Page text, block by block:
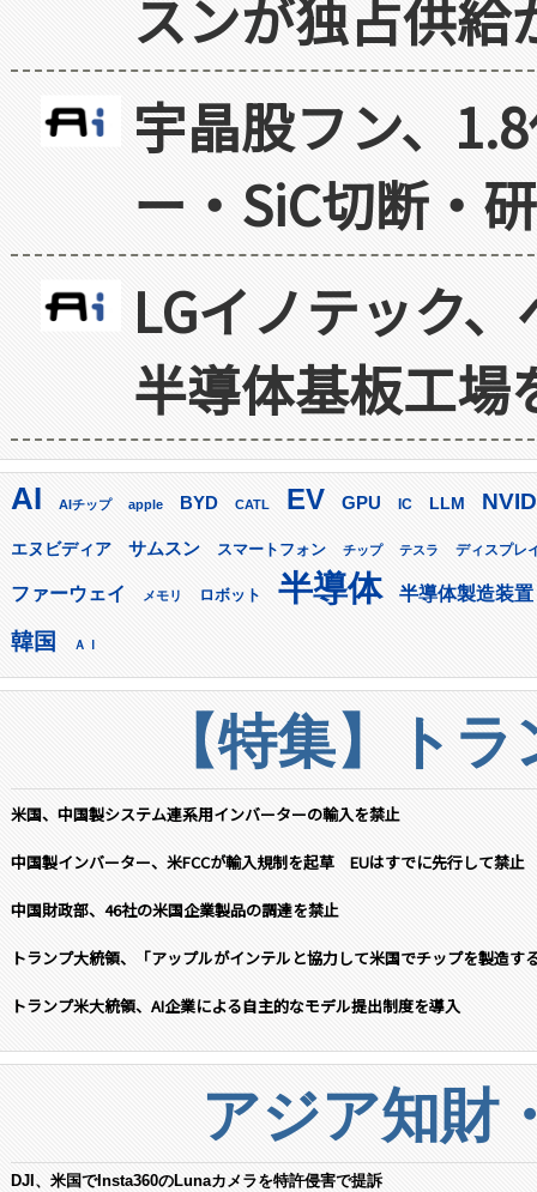
スンが独占供給
宇晶股フン、
ー・SiC切断・
LGイノテック
半導体基板工場
AI AIチップ apple BYD CATL EV GPU IC LLM
エヌビディア サムスン スマートフォン チップ テスラ ディスプレ
ファーウェイ メモリ ロボット 半導体 半導体製造装置
韓国 ＡＩ
【特集】ト
米国、中国製システム連系用インバーターの輸入を禁止
中国製インバーター、米FCCが輸入規制を起草 EUはすでに先行して禁止
中国財政部、46社の米国企業製品の調達を禁止
トランプ大統領、「アップルがインテルと協力して米国でチップを製造す
トランプ米大統領、AI企業による自主的なモデル提出制度を導入
アジア知財
DJI、米国でInsta360のLunaカメラを特許侵害で提訴